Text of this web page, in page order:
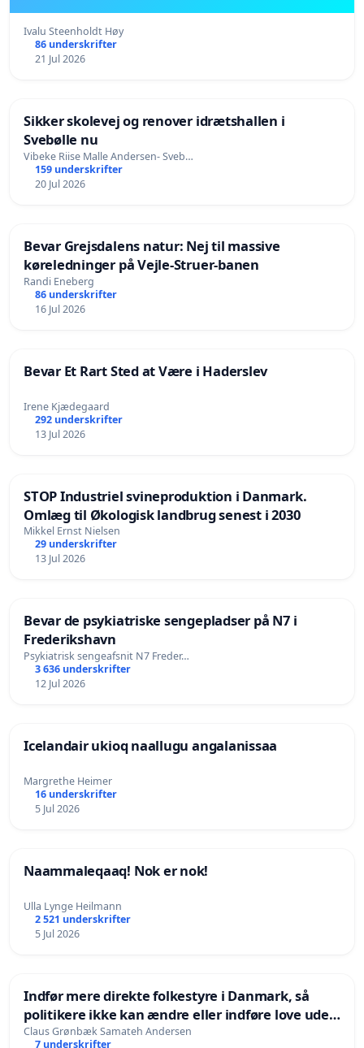
Ivalu Steenholdt Høy
86 underskrifter
21 Jul 2026
Sikker skolevej og renover idrætshallen i
Svebølle nu
Vibeke Riise Malle Andersen- Sveb…
159 underskrifter
20 Jul 2026
Bevar Grejsdalens natur: Nej til massive
køreledninger på Vejle-Struer-banen
Randi Eneberg
86 underskrifter
16 Jul 2026
Bevar Et Rart Sted at Være i Haderslev
Irene Kjædegaard
292 underskrifter
13 Jul 2026
STOP Industriel svineproduktion i Danmark.
Omlæg til Økologisk landbrug senest i 2030
Mikkel Ernst Nielsen
29 underskrifter
13 Jul 2026
Bevar de psykiatriske sengepladser på N7 i
Frederikshavn
Psykiatrisk sengeafsnit N7 Freder…
3 636 underskrifter
12 Jul 2026
Icelandair ukioq naallugu angalanissaa
Margrethe Heimer
16 underskrifter
5 Jul 2026
Naammaleqaaq! Nok er nok!
Ulla Lynge Heilmann
2 521 underskrifter
5 Jul 2026
Indfør mere direkte folkestyre i Danmark, så
politikere ikke kan ændre eller indføre love uden
folkelig opbakning
Claus Grønbæk Samateh Andersen
7 underskrifter